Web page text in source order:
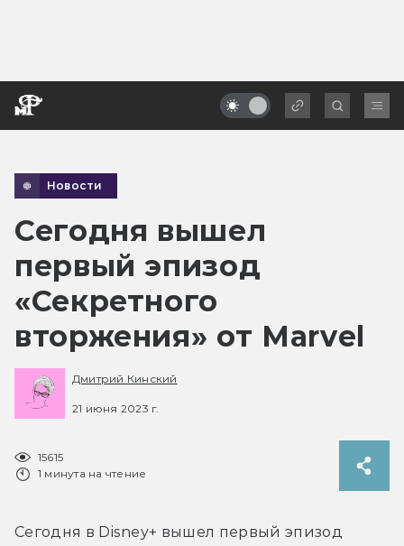
Новости
Сегодня вышел
первый эпизод
«Секретного
вторжения» от Marvel
Дмитрий Кинский
21 июня 2023 г.
15615
1 минута на чтение
Сегодня в Disney+ вышел первый эпизод